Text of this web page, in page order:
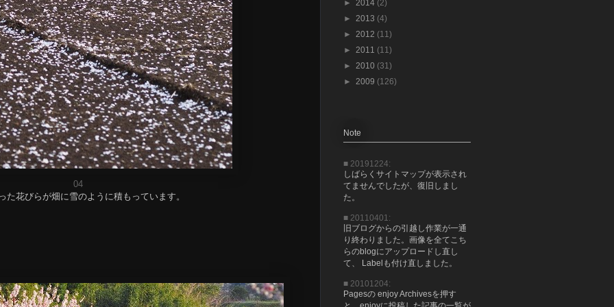
04
た花びらが畑に雪のように積もっています。
► 2014 (2)
► 2013 (4)
► 2012 (11)
► 2011 (11)
► 2010 (31)
► 2009 (126)
Note
■ 20191224:
しばらくサイトマップが表示され
てませんでしたが、復旧しまし
た。
■ 20110401:
旧ブログからの引越し作業が一通
り終わりました。画像を全てこち
らのblogにアップロードし直し
て、 Labelも付け直しました。
■ 20101204:
Pagesの enjoy Archivesを押す